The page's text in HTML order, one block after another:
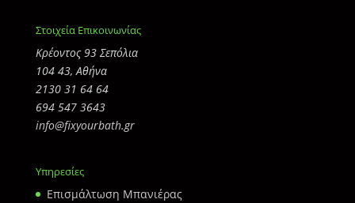
Στοιχεία Επικοινωνίας
Κρέοντος 93 Σεπόλια
104 43, Αθήνα
2130 31 64 64
694 547 3643
info@fixyourbath.gr
Υπηρεσίες
Επισμάλτωση Μπανιέρας